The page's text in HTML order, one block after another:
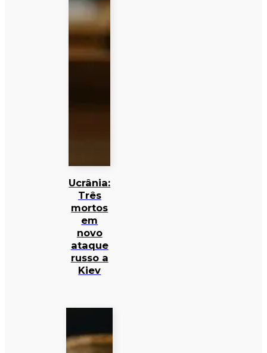
Ucrânia:
Três
mortos
em
novo
ataque
russo a
Kiev